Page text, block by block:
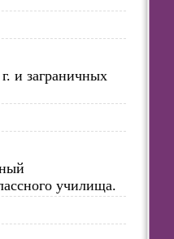
и заграничных
училища.